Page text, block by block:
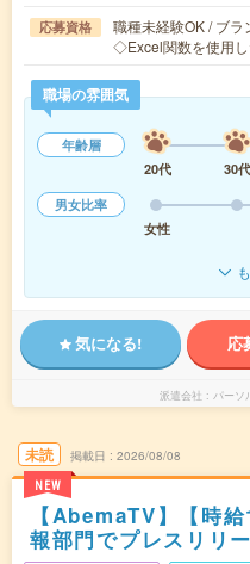
応募資格
職種未経験OK / ブ
◇Excel関数を使用
職場の雰囲気
年齢層
20代
30代
男女比率
女性
気になる! 応
派遣会社 パーソ
未読
NEW
掲載日 2026/08/08
【AbemaTV】【時
報部門でプレスリリ